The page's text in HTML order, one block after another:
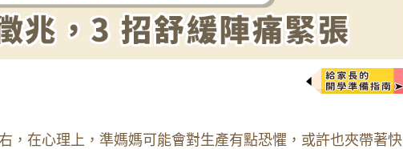
，在心理上，準媽媽可能會對生產有點恐懼，或許也夾帶著快